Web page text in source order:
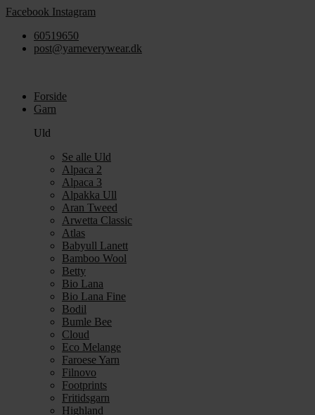
Videre
indhold
Facebook Instagram
60519650
post@yarneverywear.dk
Forside
Garn
Uld
Se alle Uld
Alpaca 2
Alpaca 3
Alpakka Ull
Aran Tweed
Arwetta Classic
Atlas
Babyull Lanett
Bamboo Wool
Betty
Bio Lana
Bio Lana Fine
Bodil
Bumle Bee
Cloud
Eco Melange
Faroese Yarn
Filnovo
Footprints
Fritidsgarn
Highland